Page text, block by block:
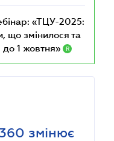
«ТЦУ-2025:
що змінилося та
до 1 жовтня»
R
змінює